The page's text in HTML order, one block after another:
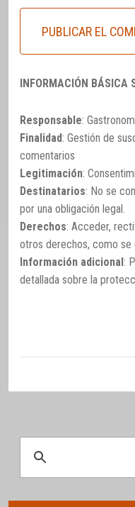
INFORMACIÓN BÁSICA
Responsable:
Finalidad: Gestión de
comentarios
Legitimación:
Destinatarios: No se
por una obligación legal.
Derechos: Acceder,
otros derechos, como se
Información adicional:
detallada sobre la